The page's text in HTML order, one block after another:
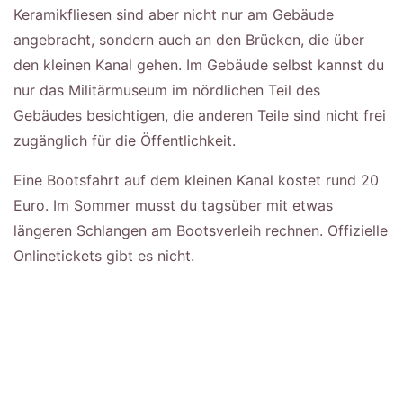
Keramikfliesen sind aber nicht nur am Gebäude
angebracht, sondern auch an den Brücken, die über
den kleinen Kanal gehen. Im Gebäude selbst kannst du
nur das Militärmuseum im nördlichen Teil des
Gebäudes besichtigen, die anderen Teile sind nicht frei
zugänglich für die Öffentlichkeit.
Eine Bootsfahrt auf dem kleinen Kanal kostet rund 20
Euro. Im Sommer musst du tagsüber mit etwas
längeren Schlangen am Bootsverleih rechnen. Offizielle
Onlinetickets gibt es nicht.